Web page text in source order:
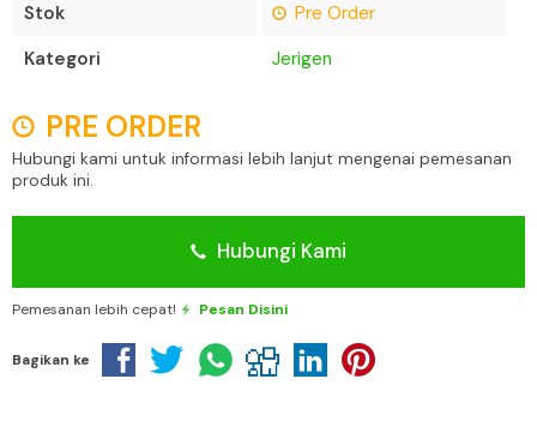
Stok
Pre Order
Kategori
Jerigen
PRE ORDER
Hubungi kami untuk informasi lebih lanjut mengenai pemesanan
produk ini.
Hubungi Kami
Pemesanan lebih cepat! Pesan Disini
Bagikan ke